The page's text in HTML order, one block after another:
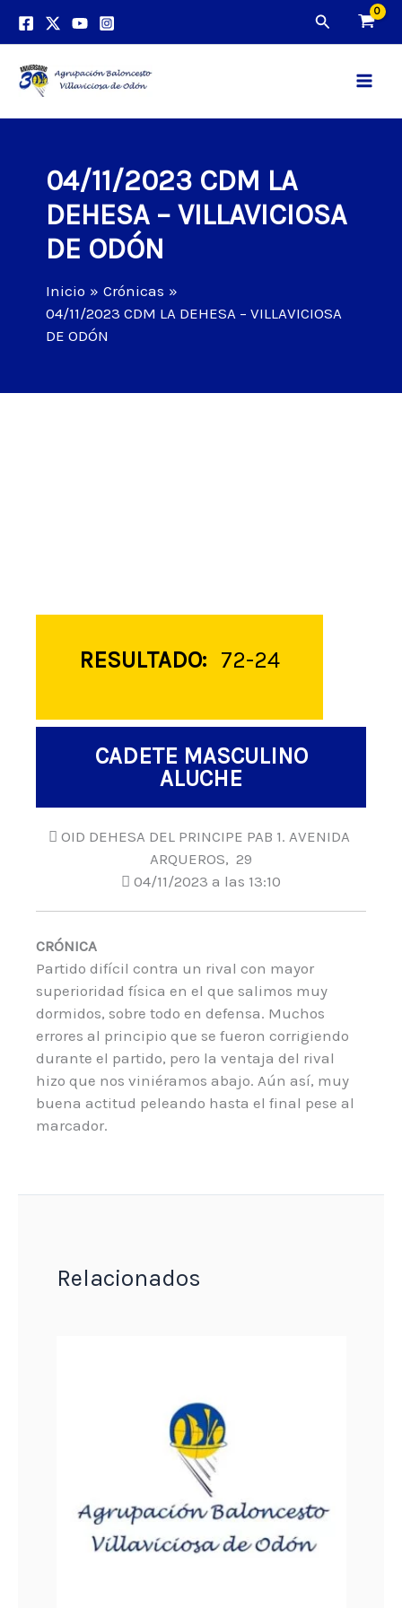
Buscar
04/11/2023 CDM LA
DEHESA – VILLAVICIOSA
DE ODÓN
Inicio
Crónicas
04/11/2023 CDM LA DEHESA – VILLAVICIOSA
DE ODÓN
RESULTADO: 72-24
CADETE MASCULINO
ALUCHE
OID DEHESA DEL PRINCIPE PAB 1. AVENIDA
ARQUEROS, 29
04/11/2023 a las 13:10
CRÓNICA
Partido difícil contra un rival con mayor
superioridad física en el que salimos muy
dormidos, sobre todo en defensa. Muchos
errores al principio que se fueron corrigiendo
durante el partido, pero la ventaja del rival
hizo que nos viniéramos abajo. Aún así, muy
buena actitud peleando hasta el final pese al
marcador.
Relacionados